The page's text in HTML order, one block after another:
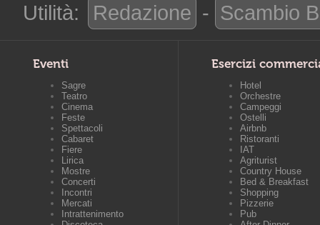
Utilità:
Redazione - Scambio
Eventi
Sagre
Teatro
Cinema
Feste
Spettacoli
Cabaret
Fiere
Lirica
Mostre
Concerti
Incontri
Mercati
Intrattenimento
Esercizi
Hotel
Orchestre
Campeggi
Ostelli
Airbnb
Ristoranti
IAT
Agriturist
Country House
Bed & Breakfast
Shopping
Pizzerie
Pub